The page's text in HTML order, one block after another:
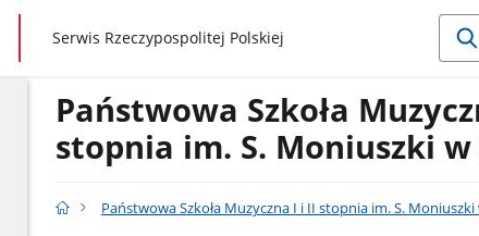
gov.pl
Serwis Rzeczypospolitej Polskiej
Państwowa Szkoła
stopnia im. S. Moniuszki w
Państwowa Szkoła Muzyczna I i II stopnia im. S. Moniuszki